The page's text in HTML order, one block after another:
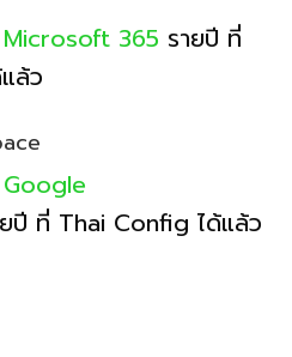
Microsoft 365 รายปี ที่
ล้ว
Google
ปี ที่ Thai Config ได้แล้ว